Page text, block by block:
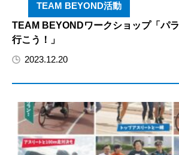
TEAM BEYOND活動
TEAM BEYONDワークショップ「パ
行こう！」
2023.12.20